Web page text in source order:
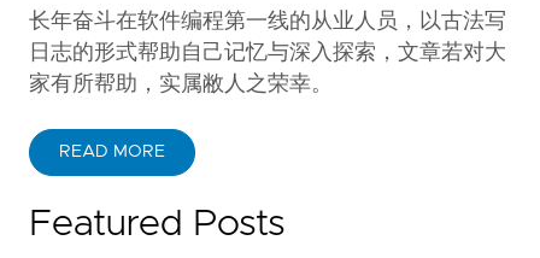
长年奋斗在软件编程第一线的从业人员，以古法写
日志的形式帮助自己记忆与深入探索，文章若对大
家有所帮助，实属敝人之荣幸。
READ MORE
Featured Posts